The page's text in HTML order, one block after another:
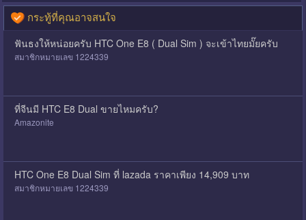
กระทู้ที่คุณอาจสนใจ
ฟันธงให้หน่อยครับ HTC One E8 ( Dual Sim ) จะเข้าไทยมั๊ยครับ
สมาชิกหมายเลข 1224339
ที่จีนมี HTC E8 Dual ขายไหมครับ?
Amazonite
HTC One E8 Dual Sim ที่ lazada ราคาเพียง 14,909 บาท
สมาชิกหมายเลข 1224339